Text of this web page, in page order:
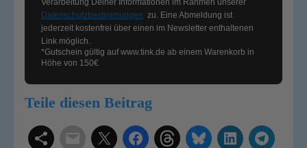
Verarbeitung Deiner Informationen im Rahmen unserer
Datenschutzbestimmungen zu. Eine Abmeldung ist
jederzeit kostenfrei über einen im Newsletter enthaltenen
Link möglich.
*Gutschein gültig aufwww.tink.de ab einem Warenkorb in
Höhe von 150€
Teile diesen Beitrag